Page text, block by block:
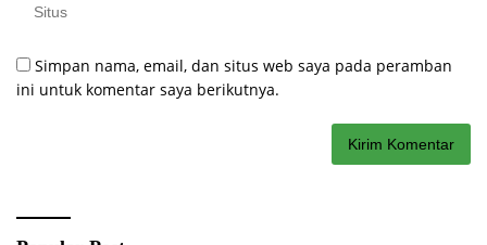
Simpan nama, email, dan situs web saya pada peramban
ini untuk komentar saya berikutnya.